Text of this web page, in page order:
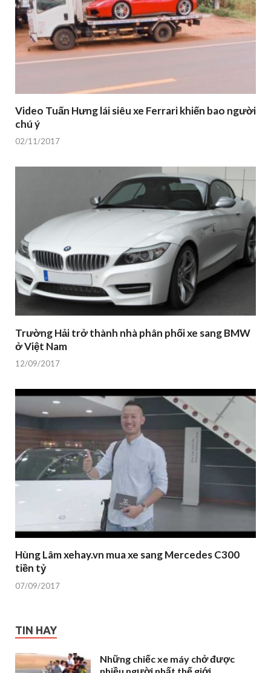
Video Tuấn Hưng lái siêu xe Ferrari khiến bao người
chú ý
02/11/2017
Trường Hải trở thành nhà phân phối xe sang BMW
ở Việt Nam
12/09/2017
Hùng Lâm xehay.vn mua xe sang Mercedes C300
tiền tỷ
07/09/2017
TIN HAY
Những chiếc xe máy chở được
nhiều người nhất thế giới